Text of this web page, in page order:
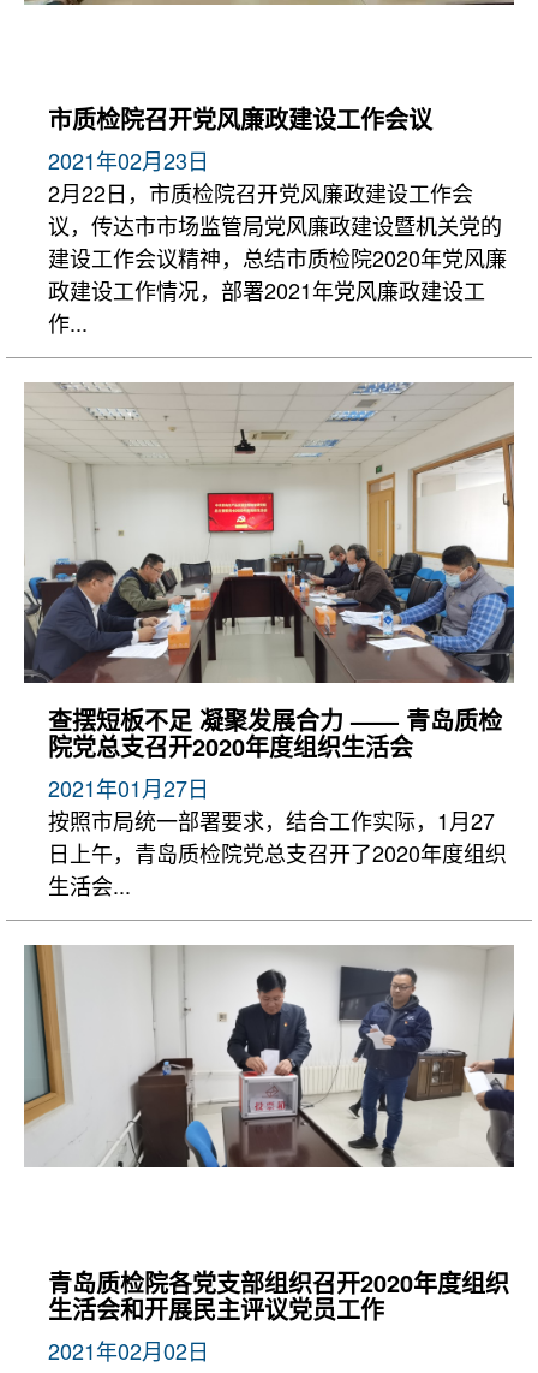
市质检院召开党风廉政建设工作会议
2021年02月23日
2月22日，市质检院召开党风廉政建设工作会
议，传达市市场监管局党风廉政建设暨机关党的
建设工作会议精神，总结市质检院2020年党风廉
政建设工作情况，部署2021年党风廉政建设工
作...
查摆短板不足 凝聚发展合力 —— 青岛质检
院党总支召开2020年度组织生活会
2021年01月27日
按照市局统一部署要求，结合工作实际，1月27
日上午，青岛质检院党总支召开了2020年度组织
生活会...
青岛质检院各党支部组织召开2020年度组织
生活会和开展民主评议党员工作
2021年02月02日